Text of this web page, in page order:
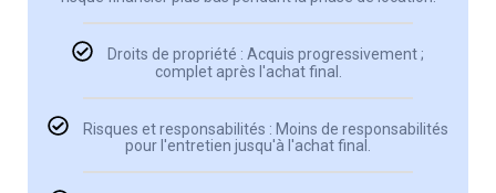
Droits de propriété : Acquis progressivement ;
complet après l'achat final.
Risques et responsabilités : Moins de responsabilités
pour l'entretien jusqu'à l'achat final.